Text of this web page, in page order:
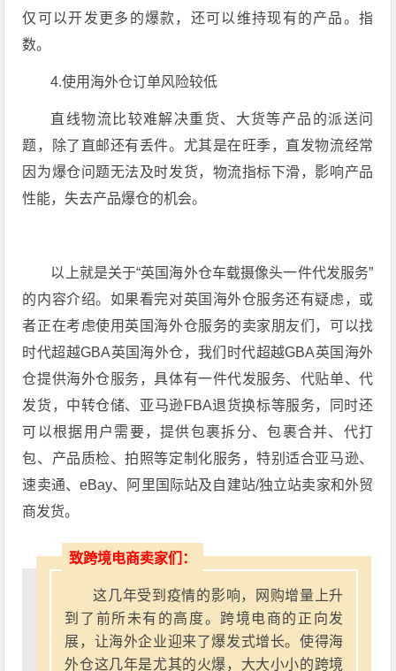
仅可以开发更多的爆款，还可以维持现有的产品。指
数。
4.使用海外仓订单风险较低
直线物流比较难解决重货、大货等产品的派送问
题，除了直邮还有丢件。尤其是在旺季，直发物流经常
因为爆仓问题无法及时发货，物流指标下滑，影响产品
性能，失去产品爆仓的机会。
以上就是关于“英国海外仓车载摄像头一件代发服务”
的内容介绍。如果看完对英国海外仓服务还有疑虑，或
者正在考虑使用英国海外仓服务的卖家朋友们，可以找
时代超越GBA英国海外仓，我们时代超越GBA英国海外
仓提供海外仓服务，具体有一件代发服务、代贴单、代
发货，中转仓储、亚马逊FBA退货换标等服务，同时还
可以根据用户需要，提供包裹拆分、包裹合并、代打
包、产品质检、拍照等定制化服务，特别适合亚马逊、
速卖通、eBay、阿里国际站及自建站/独立站卖家和外贸
商发货。
致跨境电商卖家们：
这几年受到疫情的影响，网购增量上升
到了前所未有的高度。跨境电商的正向发
展，让海外企业迎来了爆发式增长。使得海
外仓这几年是尤其的火爆，大大小小的跨境